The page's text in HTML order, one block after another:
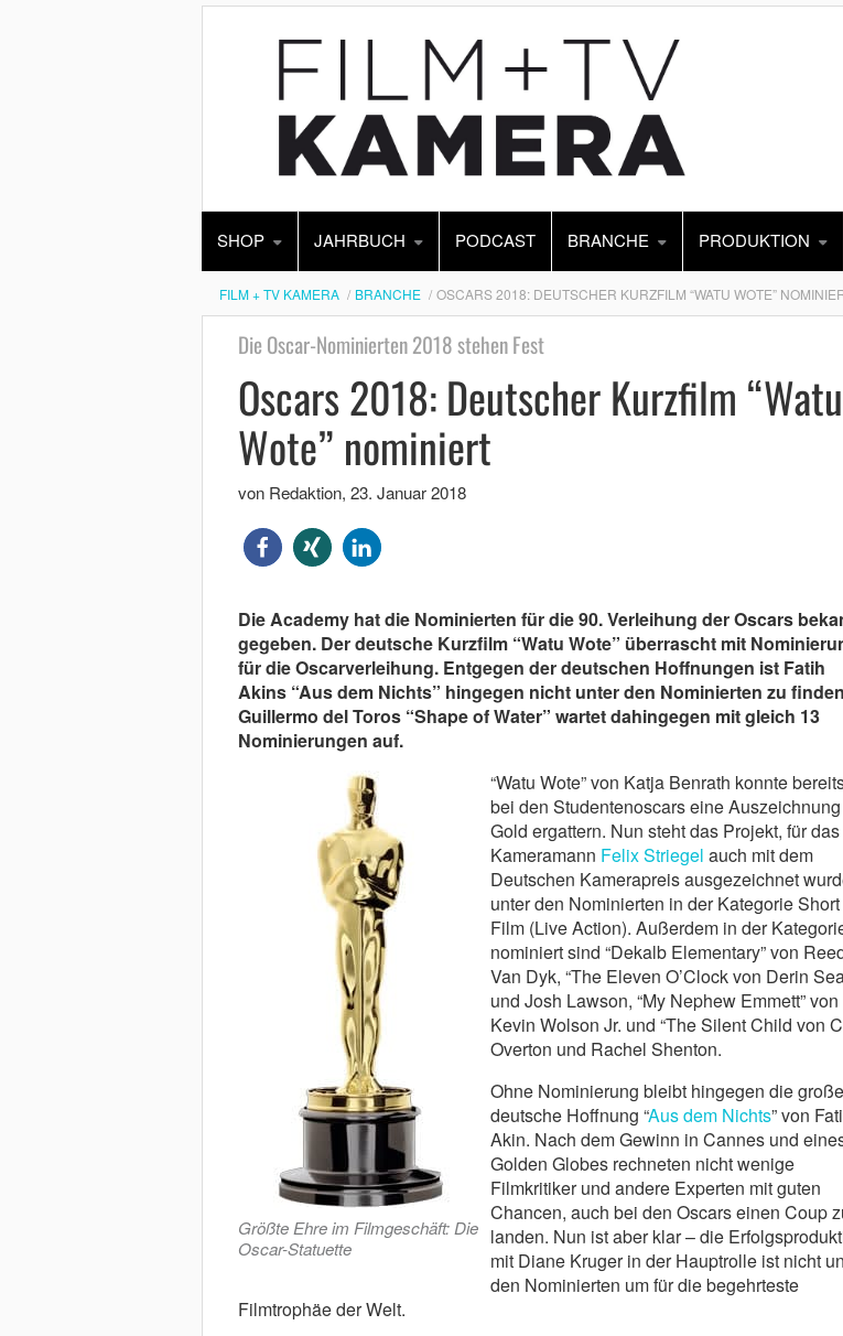
SHOP JAHRBUCH PODCAST BRANCHE PRODUKTION
FILM + TV KAMERA BRANCHE OSCARS 2018: DEUTSCHER KURZFILM “WATU WOTE”
Die Oscar-Nominierten 2018 stehen Fest
Oscars 2018: Deutscher Kurzfilm “Watu
Wote” nominiert
von Redaktion, 23. Januar 2018
Die Academy hat die Nominierten für die 90. Verleihung der Oscars
gegeben. Der deutsche Kurzfilm “Watu Wote” überrascht mit
für die Oscarverleihung. Entgegen der deutschen Hoffnungen ist Fatih
Akins “Aus dem Nichts” hingegen nicht unter den Nominierten zu
Guillermo del Toros “Shape of Water” wartet dahingegen mit gleich 13
Nominierungen auf.
Größte Ehre im Filmgeschäft: Die
Oscar-Statuette
“Watu Wote” von Katja Benrath konnte
bei den Studentenoscars eine
Gold ergattern. Nun steht das Projekt, für das
Kameramann Felix Striegel auch mit dem
Deutschen Kamerapreis ausgezeichnet
unter den Nominierten in der Kategorie Short
Film (Live Action). Außerdem in der
nominiert sind “Dekalb Elementary” von
Van Dyk, “The Eleven O’Clock von Derin
und Josh Lawson, “My Nephew Emmett” von
Kevin Wolson Jr. und “The Silent Child von
Overton und Rachel Shenton.
Ohne Nominierung bleibt hingegen die große
deutsche Hoffnung “Aus dem Nichts” von
Akin. Nach dem Gewinn in Cannes und
Golden Globes rechneten nicht wenige
Filmkritiker und andere Experten mit guten
Chancen, auch bei den Oscars einen Coup
landen. Nun ist aber klar – die
mit Diane Kruger in der Hauptrolle ist nicht
den Nominierten um für die begehrteste
Filmtrophäe der Welt.